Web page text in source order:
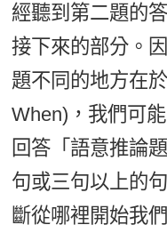
經聽到第二題的
接下來的部分。
題不同的地方在
When)，我們可
回答「語意推論
句或三句以上的
斷從哪裡開始我